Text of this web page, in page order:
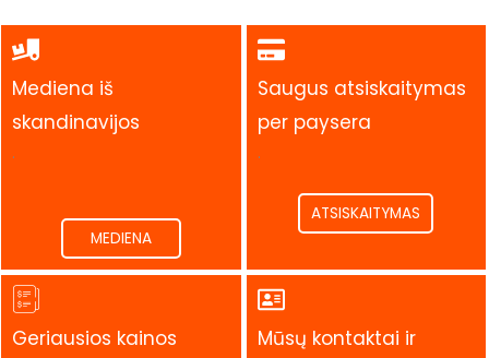
Mediena iš
skandinavijos
.
MEDIENA
Saugus atsiskaitymas
per paysera
.
ATSISKAITYMAS
Geriausios kainos
Mūsų kontaktai ir